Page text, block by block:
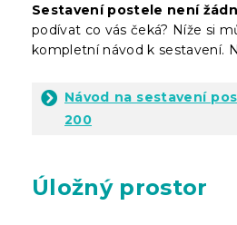
Sestavení postele není
podívat co vás čeká? Níže si
kompletní návod k sestavení.
Návod na sestavení
200
Úložný prostor